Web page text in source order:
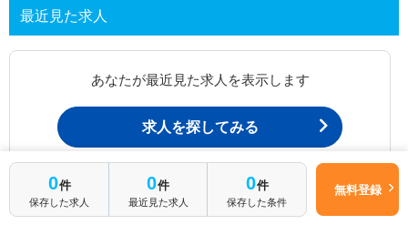
最近見た求人
あなたが最近見た求人を表示します
求人を探してみる
最近見た求人一覧ページから、
お問い合わせが可能です。
0件
保存した求人
0件
最近見た求人
0件
保存した条件
無料登録